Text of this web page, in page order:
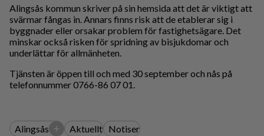
Alingsås kommun skriver på sin hemsida att det är viktigt att
svärmar fångas in. Annars finns risk att de etablerar sig i
byggnader eller orsakar problem för fastighetsägare. Det
minskar också risken för spridning av bisjukdomar och
underlättar för allmänheten.
Tjänsten är öppen till och med 30 september och nås på
telefonnummer 0766-86 07 01.
Alingsås + Aktuellt Notiser